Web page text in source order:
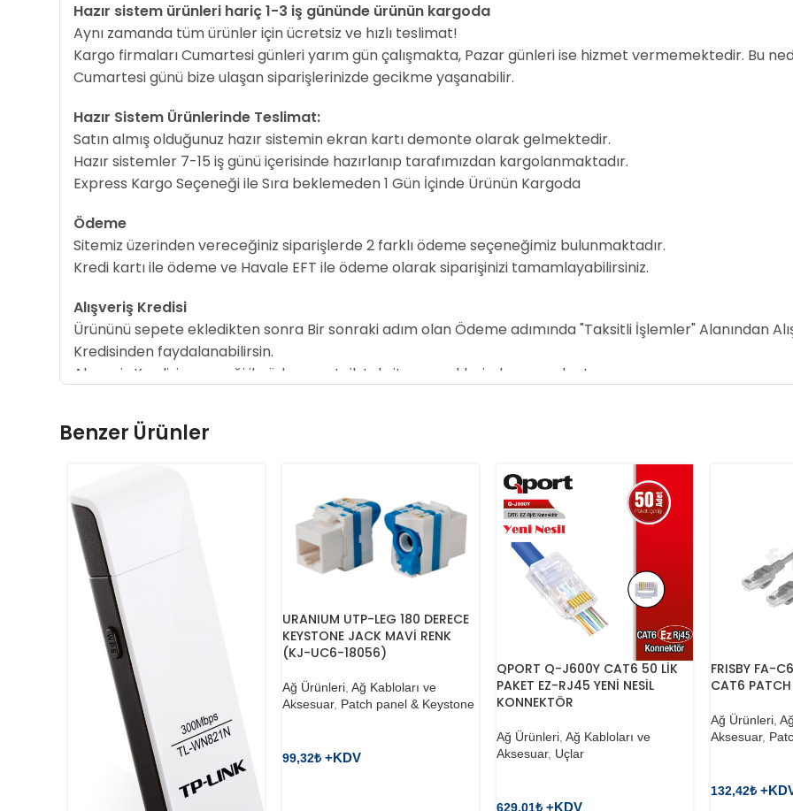
HARICI ANTEN DESTEĞI
ANTEN SAYISI
MODEL LINK
https://www.tp-link.com/tr/business-
networking/ceiling-mount-
PORT SAYISI
Hazır sistem ürünleri hariç 1-3 iş gününde ürünün kargoda
Aynı zamanda tüm ürünler için ücretsiz ve hızlı teslimat!
Kargo firmaları Cumartesi günleri yarım gün çalışmakta, Pazar günleri ise hizmet vermemektedir. Bu
Cumartesi günü bize ulaşan siparişlerinizde gecikme yaşanabilir.
Hazır Sistem Ürünlerinde Teslimat:
Satın almış olduğunuz hazır sistemin ekran kartı demonte olarak gelmektedir.
Hazır sistemler 7-15 iş günü içerisinde hazırlanıp tarafımızdan kargolanmaktadır.
Express Kargo Seçeneği ile Sıra beklemeden 1 Gün İçinde Ürünün Kargoda
Ödeme
Sitemiz üzerinden vereceğiniz siparişlerde 2 farklı ödeme seçeneğimiz bulunmaktadır.
Kredi kartı ile ödeme ve Havale EFT ile ödeme olarak siparişinizi tamamlayabilirsiniz.
Alışveriş Kredisi
Ürününü sepete ekledikten sonra Bir sonraki adım olan Ödeme adımında "Taksitli İşlemler" Alanından
Kredisinden faydalanabilirsin.
Alışveriş Kredisi seçeneği ile öde, avantajlı taksit seçeneklerinden yararlan!
Benzer Ürünler
URANIUM UTP-LEG 180 DERECE
KEYSTONE JACK MAVİ RENK
(KJ-UC6-18056)
Ağ Ürünleri,Ağ Kabloları ve
Aksesuar, Patch panel & Keystone
99,32₺
QPORT Q-J600Y CAT6 50 LİK
PAKET EZ-RJ45 YENİ NESİL
KONNEKTÖR
Ağ Ürünleri ,Ağ Kabloları ve
Aksesuar, Uçlar
629,01₺
FRISBY FA-
CAT6
Ağ Ürünleri,
Aksesuar,
132,42₺